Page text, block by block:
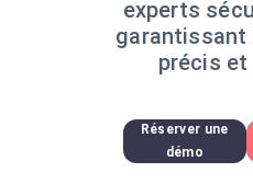
experts
garantissant
précis et
Réserver une
démo